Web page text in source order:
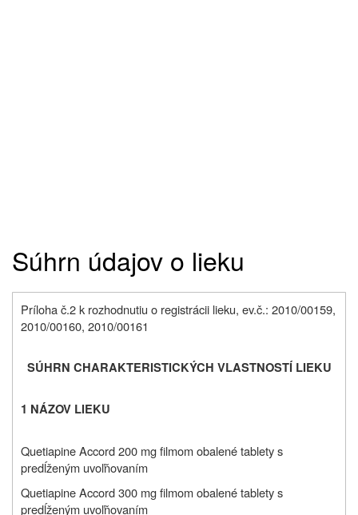
Súhrn údajov o lieku
Príloha č.2 k rozhodnutiu o registrácii lieku, ev.č.: 2010/00159,
2010/00160, 2010/00161
SÚHRN CHARAKTERISTICKÝCH VLASTNOSTÍ LIEKU
1 NÁZOV LIEKU
Quetiapine Accord 200 mg filmom obalené tablety s
predĺženým uvoľňovaním
Quetiapine Accord 300 mg filmom obalené tablety s
predĺženým uvoľňovaním